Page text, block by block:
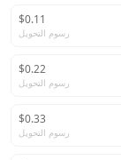
$0.11
رسوم التحويل
$0.22
رسوم التحويل
$0.33
رسوم التحويل